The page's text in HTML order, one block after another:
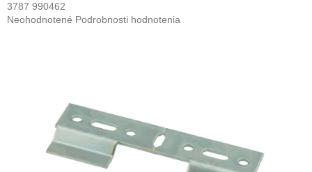
3787 990462
Priemerné
Neohodnotené Podrobnosti hodnotenia